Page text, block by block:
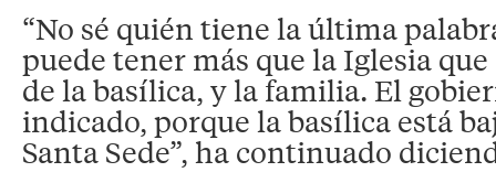
“No sé quién tiene la última
puede tener más que la Iglesia
de la basílica, y la familia. El
indicado, porque la basílica está
Santa Sede”, ha continuado